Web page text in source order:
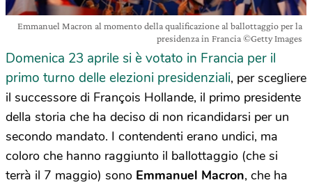
Emmanuel Macron al momento della qualificazione al ballottaggio per la
presidenza in Francia ©Getty Images
Domenica 23 aprile si è votato in Francia per il
primo turno delle elezioni presidenziali, per scegliere
il successore di François Hollande, il primo presidente
della storia che ha deciso di non ricandidarsi per un
secondo mandato. I contendenti erano undici, ma
coloro che hanno raggiunto il ballottaggio (che si
terrà il 7 maggio) sono Emmanuel Macron, che ha